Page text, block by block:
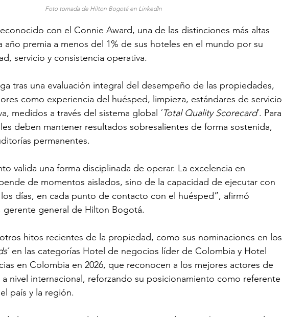
Foto tomada de Hilton Bogotá en LinkedIn
con el Connie Award, una de las distinciones más altas
año premia a menos del 1% de sus hoteles en el mundo por su
servicio y consistencia operativa.
tras una evaluación integral del desempeño de las propiedades,
como experiencia del huésped, limpieza, estándares de servicio
medidos a través del sistema global ´Total Quality Scorecard´. Para
deben mantener resultados sobresalientes de forma sostenida,
permanentes.
valida una forma disciplinada de operar. La excelencia en
de momentos aislados, sino de la capacidad de ejecutar con
días, en cada punto de contacto con el huésped”, afirmó
general de Hilton Bogotá.
hitos recientes de la propiedad, como sus nominaciones en los
´ en las categorías Hotel de negocios líder de Colombia y Hotel
en Colombia en 2026, que reconocen a los mejores actores de
a nivel internacional, reforzando su posicionamiento como referente
país y la región.